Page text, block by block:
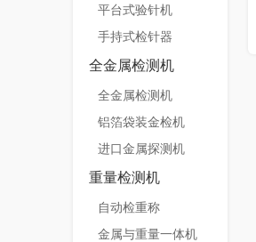
平台式验针机
手持式检针器
全金属检测机
全金属检测机
铝箔袋装金检机
进口金属探测机
重量检测机
自动检重称
金属与重量一体机